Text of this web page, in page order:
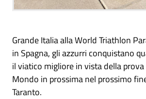
Grande Italia alla World Triathlon
in Spagna, gli azzurri conquistano
il viatico migliore in vista della prova
Mondo in prossima nel prossimo
Taranto.